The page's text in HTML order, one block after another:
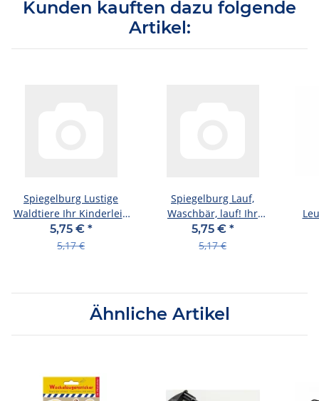
Kunden kauften dazu folgende
Artikel:
Spiegelburg Lustige
Waldtiere Ihr Kinderlein
kommet ..., sort.
5,75 € *
5,17 €
Spiegelburg Lauf,
Waschbär, lauf! Ihr
Kinderlein kommet ...
5,75 € *
5,17 €
Ähnliche Artikel